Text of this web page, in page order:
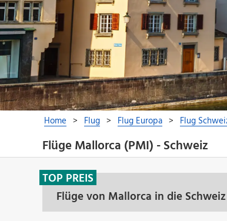
Flüge Mallorca (PMI) - Schweiz
Flüge von Mallorca in die
TOP PREIS